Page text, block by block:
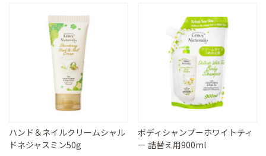
ハンド＆ネイルクリームシャル
ドネジャスミン50g
ボディシャンプーホワイトティ
ー 詰替え用900ml